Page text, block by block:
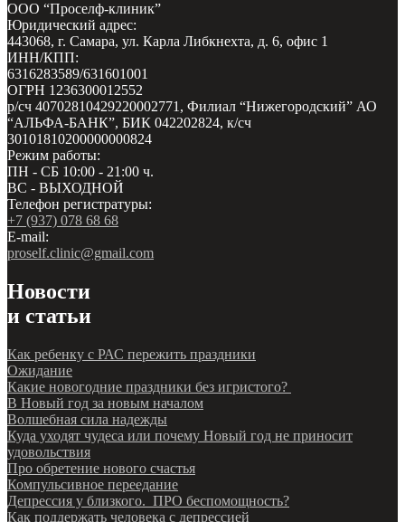
ООО “Проселф-клиник”
Юридический адрес:
443068, г. Самара, ул. Карла Либкнехта, д. 6, офис 1
ИНН/КПП:
6316283589/631601001
ОГРН 1236300012552
р/сч 40702810429220002771, Филиал “Нижегородский” АО
“АЛЬФА-БАНК”, БИК 042202824, к/сч
30101810200000000824
Режим работы:
ПН - СБ 10:00 - 21:00 ч.
ВС - ВЫХОДНОЙ
Телефон регистратуры:
+7 (937) 078 68 68
E-mail:
proself.clinic@gmail.com
Новости
и статьи
Как ребенку с РАС пережить праздники
Ожидание
Какие новогодние праздники без игристого?
В Новый год за новым началом
Волшебная сила надежды
Куда уходят чудеса или почему Новый год не приносит
удовольствия
Про обретение нового счастья
Компульсивное переедание
Депрессия у близкого. ПРО беспомощность?
Как поддержать человека с депрессией